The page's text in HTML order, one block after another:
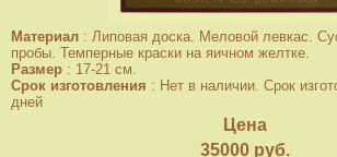
Материал : Липовая доска. Меловой левкас.
пробы. Темперные краски на яичном желтке.
Размер : 17-21 см.
Срок изготовления : Нет в наличии. Срок
дней
Цена
35000 руб.